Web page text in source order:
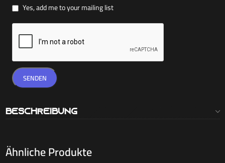
Yes, add me to your mailing list
Beschreibung
Ähnliche Produkte